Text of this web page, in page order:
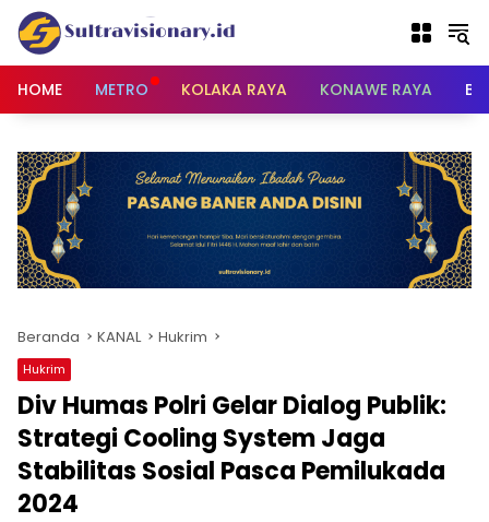
Langsung
konten
HOME
METRO KOLAKA RAYA KONAWE RAYA
Beranda KANAL Hukrim
Hukrim
Div Humas Polri Gelar Dialog Publik:
Strategi Cooling System Jaga
Stabilitas Sosial Pasca Pemilukada
2024